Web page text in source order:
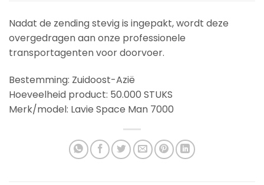
Nadat de zending stevig is ingepakt, wordt deze
overgedragen aan onze professionele
transportagenten voor doorvoer.
Bestemming: Zuidoost-Azië
Hoeveelheid product: 50.000 STUKS
Merk/model: Lavie Space Man 7000